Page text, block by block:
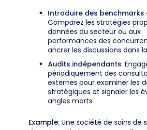
Introduire des benchmarks
Comparez les stratégies
données du secteur ou aux
performances des
ancrer les discussions dans
Audits indépendants:
périodiquement des
externes pour examiner les
stratégiques et signaler les
angles morts.
Example: Une société de soins de